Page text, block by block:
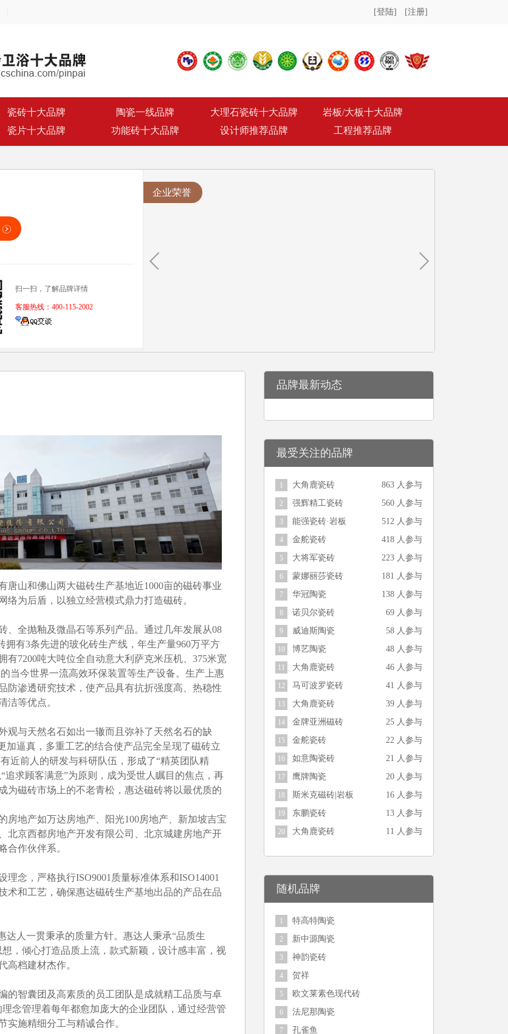
[登陆] [注册]
瓷砖十大品牌 陶瓷一线品牌 大理石瓷砖十大品牌
岩板/大板十大品牌
瓷片十大品牌 功能砖十大品牌 设计师推荐品牌 工程推荐品牌
扫一扫，了解品牌详情
客服热线：400-115-2002
企业荣誉
山和佛山两大磁砖生产基地近1000亩的磁砖事业
为后盾，以独立经营模式鼎力打造磁砖。
全抛釉及微晶石等系列产品。通过几年发展从08
有3条先进的玻化砖生产线，年生产量960万平方
有7200吨大吨位全自动意大利萨克米压机、375米宽
当今世界一流高效环保装置等生产设备。生产上惠
防渗透研究技术，使产品具有抗折强度高、热稳性
洁等优点。
与天然名石如出一辙而且弥补了天然名石的缺
加逼真，多重工艺的结合使产品完全呈现了磁砖立
近前人的研发与科研队伍，形成了“精英团队精
追求顾客满意”为原则，成为受世人瞩目的焦点，再
为磁砖市场上的不老青松，惠达磁砖将以最优质的
地产如万达房地产、阳光100房地产、新加坡吉宝
北京西都房地产开发有限公司、北京城建房地产开
合作伙伴系。
念，严格执行ISO9001质量标准体系和ISO14001
术和工艺，确保惠达磁砖生产基地出品的产品在品
人一贯秉承的质量方针。惠达人秉承“品质生
，倾心打造品质上流，款式新颖，设计感丰富，视
高档建材杰作。
智囊团及高素质的员工团队是成就精工品质与卓
念管理着每年都愈加庞大的企业团队，通过经营管
实施精细分工与精诚合作。
品牌最新动态
最受关注的品牌
1 大角鹿瓷砖 863 人参与
2 强辉精工瓷砖 560 人参与
3 能强瓷砖·岩板 512 人参与
4 金舵瓷砖 418 人参与
5 大将军瓷砖 223 人参与
6 蒙娜丽莎瓷砖 181 人参与
7 华冠陶瓷 138 人参与
8 诺贝尔瓷砖 69 人参与
9 威迪斯陶瓷 58 人参与
10 博艺陶瓷 48 人参与
11 大角鹿瓷砖 46 人参与
12 马可波罗瓷砖 41 人参与
13 大角鹿瓷砖 39 人参与
14 金牌亚洲磁砖 25 人参与
15 金舵瓷砖 22 人参与
16 如意陶瓷砖 21 人参与
17 鹰牌陶瓷 20 人参与
18 斯米克磁砖|岩板 16 人参与
19 东鹏瓷砖 13 人参与
20 大角鹿瓷砖 11 人参与
随机品牌
1 特高特陶瓷
2 新中源陶瓷
3 神韵瓷砖
4 贺祥
5 欧文莱素色现代砖
6 法尼那陶瓷
7 孔雀鱼